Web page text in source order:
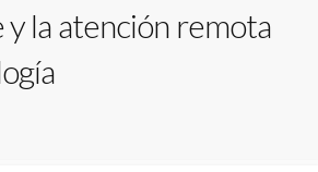
la atención remota